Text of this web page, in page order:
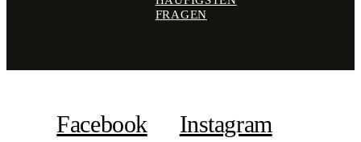
FRAGEN
Facebook
Instagram